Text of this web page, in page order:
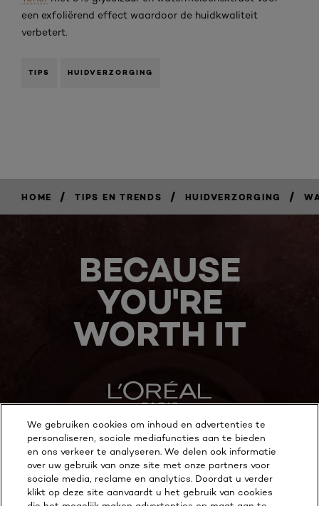
een exfoliërend effect waardoor de huidkwaliteit
verbetert.
TIPS HUIDVERZORGING
HOME / TIPS EN TRENDS / HUIDVERZORGING /
BECAUSE
YOU'RE
WORTH IT
MEER ONTDEKKEN
ADDRESS
We gebruiken cookies om inhoud en advertenties te
personaliseren, sociale mediafuncties aan te bieden
en ons verkeer te analyseren. We delen ook informatie
over uw gebruik van onze site met onze partners voor
sociale media, reclame en analytics. Doordat u verder
klikt op deze site aanvaardt u het gebruik van cookies